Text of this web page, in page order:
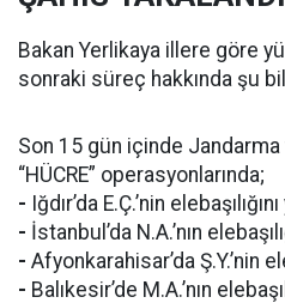
Bakan Yerlikaya illere göre
sonraki süreç hakkında şu
Son 15 gün içinde
“HÜCRE” operasyonlarında;
- Iğdır’da E.Ç.’nin
- İstanbul’da N.A.’nın
- Afyonkarahisar’da Ş.Y.’nin
- Balıkesir’de M.A.’nın